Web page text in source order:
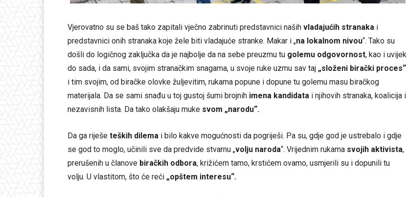
Vjerovatno su se baš tako zapitali vječno zabrinuti predstavnici naših vladajućih stranaka i
predstavnici onih stranaka koje žele biti vladajuće stranke. Makar i „na lokalnom nivou“. Tako su
došli do logičnog zaključka da je najbolje da na sebe preuzmu tu golemu odgovornost, kao i uvijek
do sada, i da sami, svojim stranačkim snagama, u svoje ruke uzmu sav taj „složeni birački proces“
i tim svojim, od biračke olovke žuljevitim, rukama popune i dopune tu golemu masu biračkog
materijala. Da se sami snađu u toj gustoj šumi brojnih imena kandidata i njihovih stranaka, koalicija i
nezavisnih lista. Da tako olakšaju muke svom „narodu“.
Da ga riješe teških dilema i bilo kakve mogućnosti da pogriješi. Pa su, gdje god je ustrebalo i gdje
se god to moglo, učinili sve da predvide stvarnu „volju naroda“. Vrijednim rukama svojih aktivista,
prerušenih u članove biračkih odbora, križićem tamo, krstićem ovamo, usmjerili su i dopunili tu
volju. U vlastitom, što će reći „opštem interesu“.